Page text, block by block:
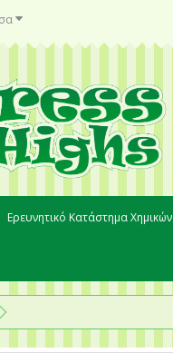
Ερευνητικό Κατάστημα Χημικών